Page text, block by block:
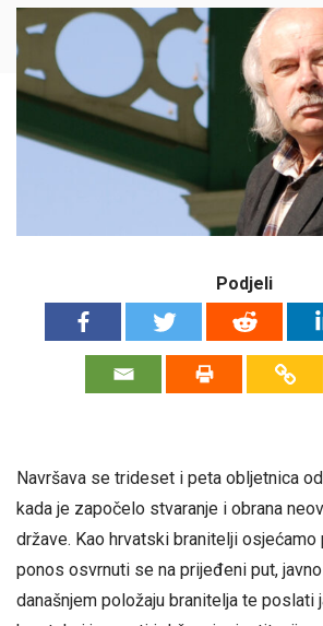
Podjeli
Navršava se trideset i peta obljetnica
kada je započelo stvaranje i obrana
države. Kao hrvatski branitelji
ponos osvrnuti se na prijeđeni put,
današnjem položaju branitelja te poslati